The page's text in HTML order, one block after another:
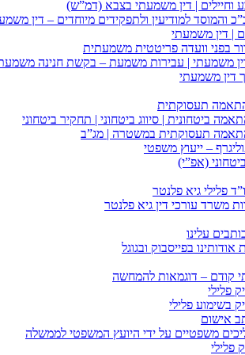
וחיילים | דין משמעתי בצבא (דמ”ש)
והמוסד למודיעין ולתפקידים מיוחדים – דין
| דין משמעתי
בפני וועדה פריטטית משמעתית
משמעתי | עבירות משמעת – בקשת חנינה
דין משמעתי
| התאמה תעסוקתית
ביטחונית | סיווג ביטחוני | תחקיר ביטחוני
תעסוקתית במשטרה | מג”ב
– ייעוץ משפטי
(אפ”י)
פלילי גיא פלנטר
משרד עורכי דין גיא פלנטר
עלינו
בפייסבוק ובגוגל
קודם – דוגמאות להמחשה
פלילי
בשימוע פלילי
אישום
משפטיים על ידי היועץ המשפטי לממשלה
פלילי